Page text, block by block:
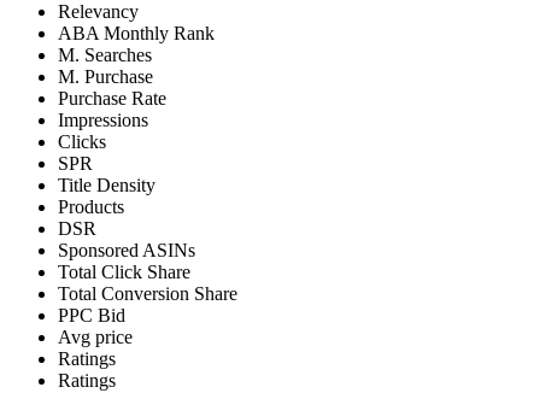
Relevancy
ABA Monthly Rank
M. Searches
M. Purchase
Purchase Rate
Impressions
Clicks
SPR
Title Density
Products
DSR
Sponsored ASINs
Total Click Share
Total Conversion Share
PPC Bid
Avg price
Ratings
Ratings